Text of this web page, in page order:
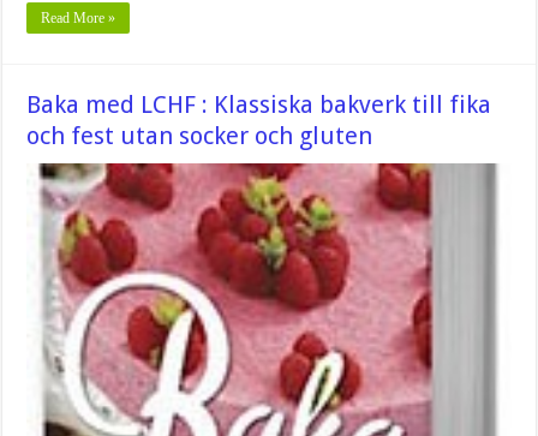
Read More »
Baka med LCHF : Klassiska bakverk till fika
och fest utan socker och gluten